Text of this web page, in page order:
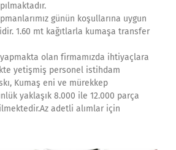
günün koşullarına uygun
1.60 mt kağıtlarla kumaşa transfer
yapmakta olan firmamızda ihtiyaçlara
yetişmiş personel istihdam
Kumaş eni ve mürekkep
yaklaşık 8.000 ile 12.000 parça
adetli alımlar için